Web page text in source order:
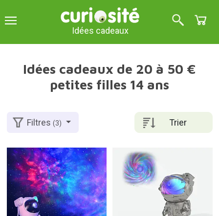
Idées cadeaux
Idées cadeaux de 20 à 50 €
petites filles 14 ans
Trier
Filtres(3)